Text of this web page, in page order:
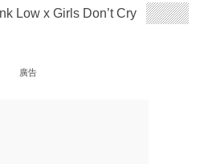
Low x Girls Don’t Cry
廣告